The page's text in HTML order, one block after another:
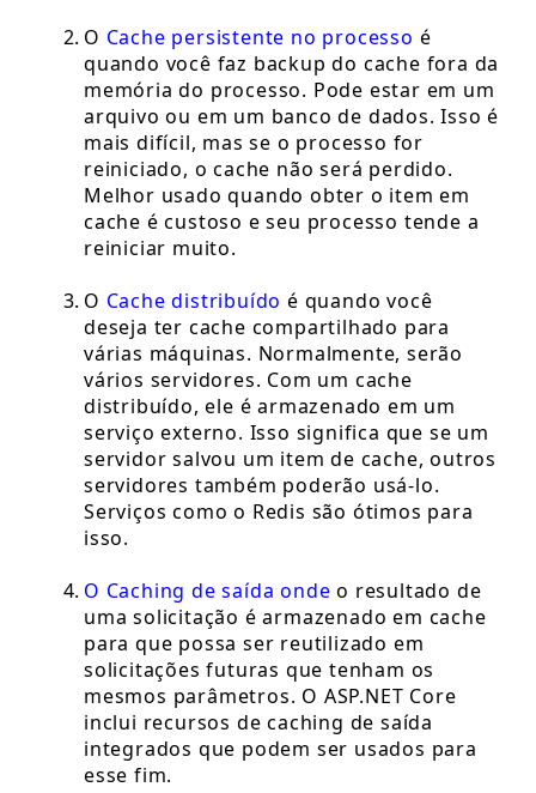
O Cache persistente no processo é
quando você faz backup do cache fora da
memória do processo. Pode estar em um
arquivo ou em um banco de dados. Isso é
mais difícil, mas se o processo for
reiniciado, o cache não será perdido.
Melhor usado quando obter o item em
cache é custoso e seu processo tende a
reiniciar muito.
O Cache distribuído é quando você
deseja ter cache compartilhado para
várias máquinas. Normalmente, serão
vários servidores. Com um cache
distribuído, ele é armazenado em um
serviço externo. Isso significa que se um
servidor salvou um item de cache, outros
servidores também poderão usá-lo.
Serviços como o Redis são ótimos para
isso.
O Caching de saída ondeo resultado de
uma solicitação é armazenado em cache
para que possa ser reutilizado em
solicitações futuras que tenham os
mesmos parâmetros. O ASP.NET Core
inclui recursos de caching de saída
integrados que podem ser usados para
esse fim.